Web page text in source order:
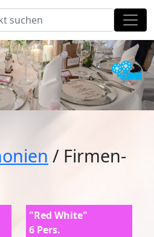
/ Firmen-
"Red White"
6 Pers.